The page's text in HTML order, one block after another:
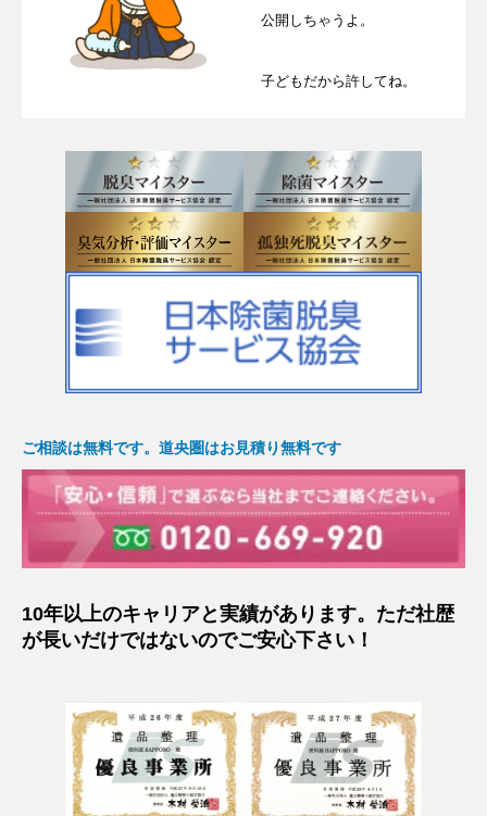
公開しちゃうよ。
子どもだから許してね。
ご相談は無料です。道央圏はお見積り無料です
10年以上のキャリアと実績があります。ただ社歴
が長いだけではないのでご安心下さい！